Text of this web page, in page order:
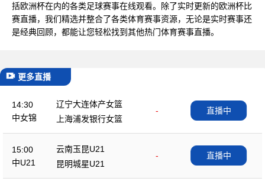
括欧洲杯在内的各类足球赛事在线观看。除了实时更新的欧洲杯比
赛直播，我们精选并整合了各类体育赛事资源，无论是实时赛事还
是经典回顾，都能让您轻松找到其他热门体育赛事直播。
更多直播
14:30
中女锦
辽宁大连体产女篮
-
上海浦发银行女篮
直播中
15:00
中U21
云南玉昆U21
-
昆明城星U21
直播中